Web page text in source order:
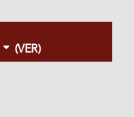
(VER)